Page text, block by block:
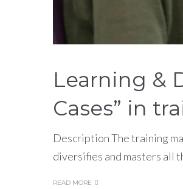
Learning &
Cases” in
Description The training
diversifies and masters all
READ MORE